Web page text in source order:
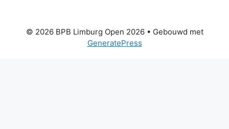
© 2026 BPB Limburg Open 2026• Gebouwd met
GeneratePress